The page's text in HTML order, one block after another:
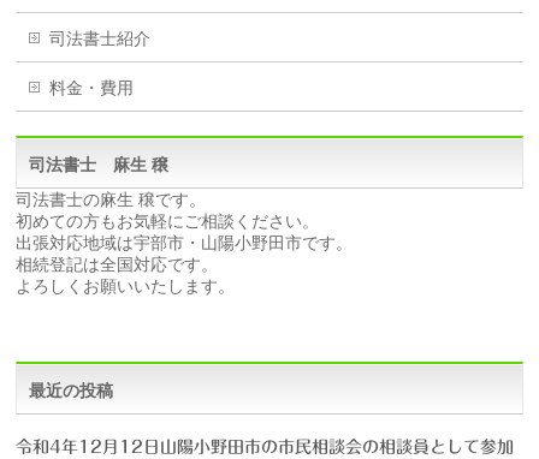
司法書士紹介
料金・費用
司法書士 麻生 穣
司法書士の麻生 穣です。
初めての方もお気軽にご相談ください。
出張対応地域は宇部市・山陽小野田市です。
相続登記は全国対応です。
よろしくお願いいたします。
最近の投稿
令和4年12月12日山陽小野田市の市民相談会の相談員として参加